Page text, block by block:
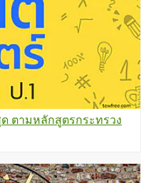
ตามหลักสูตรกระทรวง